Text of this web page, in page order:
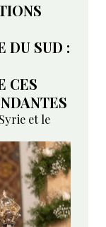
DU SUD :
CES
et le